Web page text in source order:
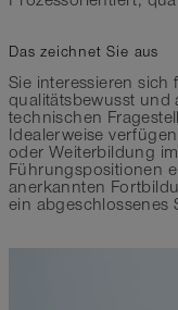
Das zeichnet Sie aus
Sie interessieren sich
qualitätsbewusst und
technischen
Idealerweise
oder Weiterbildung
Führungspositionen
anerkannten
ein abgeschlossenes